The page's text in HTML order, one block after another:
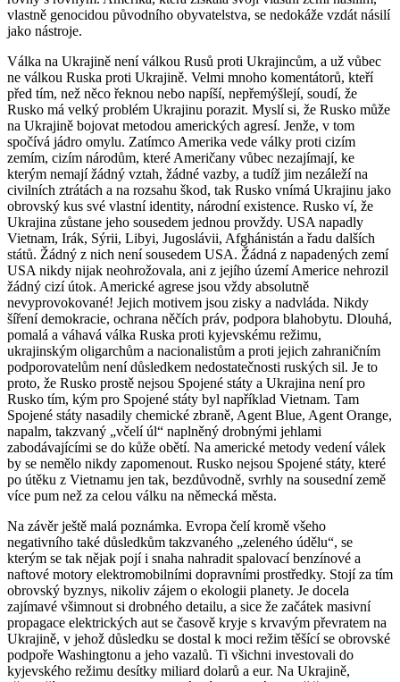
vlastně genocidou původního obyvatelstva, se nedokáže vzdát násilí
jako nástroje.
Válka na Ukrajině není válkou Rusů proti Ukrajincům, a už vůbec
ne válkou Ruska proti Ukrajině. Velmi mnoho komentátorů, kteří
před tím, než něco řeknou nebo napíší, nepřemýšlejí, soudí, že
Rusko má velký problém Ukrajinu porazit. Myslí si, že Rusko může
na Ukrajině bojovat metodou amerických agresí. Jenže, v tom
spočívá jádro omylu. Zatímco Amerika vede války proti cizím
zemím, cizím národům, které Američany vůbec nezajímají, ke
kterým nemají žádný vztah, žádné vazby, a tudíž jim nezáleží na
civilních ztrátách a na rozsahu škod, tak Rusko vnímá Ukrajinu jako
obrovský kus své vlastní identity, národní existence. Rusko ví, že
Ukrajina zůstane jeho sousedem jednou provždy. USA napadly
Vietnam, Irák, Sýrii, Libyi, Jugoslávii, Afghánistán a řadu dalších
států. Žádný z nich není sousedem USA. Žádná z napadených zemí
USA nikdy nijak neohrožovala, ani z jejího území Americe nehrozil
žádný cizí útok. Americké agrese jsou vždy absolutně
nevyprovokované! Jejich motivem jsou zisky a nadvláda. Nikdy
šíření demokracie, ochrana něčích práv, podpora blahobytu. Dlouhá,
pomalá a váhavá válka Ruska proti kyjevskému režimu,
ukrajinským oligarchům a nacionalistům a proti jejich zahraničním
podporovatelům není důsledkem nedostatečnosti ruských sil. Je to
proto, že Rusko prostě nejsou Spojené státy a Ukrajina není pro
Rusko tím, kým pro Spojené státy byl například Vietnam. Tam
Spojené státy nasadily chemické zbraně, Agent Blue, Agent Orange,
napalm, takzvaný „včelí úl“ naplněný drobnými jehlami
zabodávajícími se do kůže obětí. Na americké metody vedení válek
by se nemělo nikdy zapomenout. Rusko nejsou Spojené státy, které
po útěku z Vietnamu jen tak, bezdůvodně, svrhly na sousední země
více pum než za celou válku na německá města.
Na závěr ještě malá poznámka. Evropa čelí kromě všeho
negativního také důsledkům takzvaného „zeleného údělu“, se
kterým se tak nějak pojí i snaha nahradit spalovací benzínové a
naftové motory elektromobilními dopravními prostředky. Stojí za tím
obrovský byznys, nikoliv zájem o ekologii planety. Je docela
zajímavé všimnout si drobného detailu, a sice že začátek masivní
propagace elektrických aut se časově kryje s krvavým převratem na
Ukrajině, v jehož důsledku se dostal k moci režim těšící se obrovské
podpoře Washingtonu a jeho vazalů. Ti všichni investovali do
kyjevského režimu desítky miliard dolarů a eur. Na Ukrajině,